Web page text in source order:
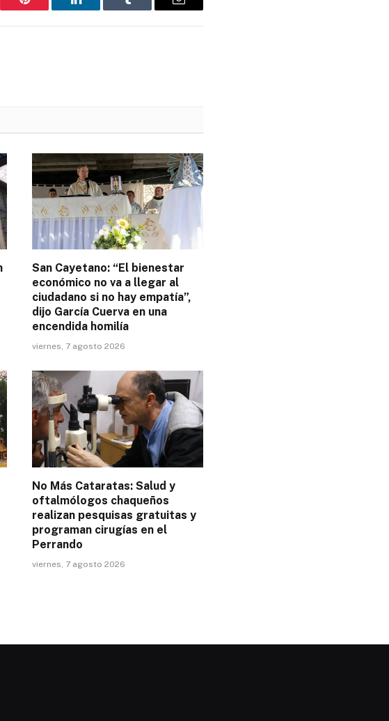
Pinterest LinkedIn Tumblr Email
San Cayetano: “El bienestar
económico no va a llegar al
ciudadano si no hay empatía”,
dijo García Cuerva en una
encendida homilía
viernes, 7 agosto 2026
No Más Cataratas: Salud y
oftalmólogos chaqueños
realizan pesquisas gratuitas y
programan cirugías en el
Perrando
viernes, 7 agosto 2026